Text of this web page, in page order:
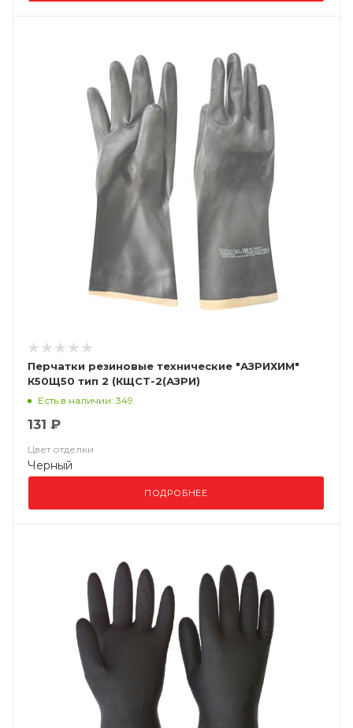
Перчатки резиновые технические "АЗРИХИМ"
К50Щ50 тип 2 (КЩСТ-2(АЗРИ)
Есть в наличии: 349
131 ₽
Цвет отделки
Черный
ПОДРОБНЕЕ